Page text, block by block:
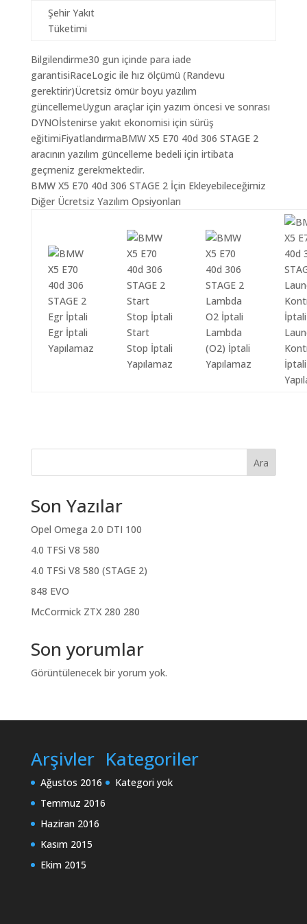
Şehir Yakıt
Tüketimi
Bilgilendirme30 gun içinde para iade
garantisiRaceLogic ile hız ölçümü (Randevu
gerektirir)Ücretsiz ömür boyu yazılım
güncellemeUygun araçlar için yazım öncesi ve sonrası
DYNOİstenirse yakıt ekonomisi için sürüş
eğitimiFiyatlandırmaBMW X5 E70 40d 306 STAGE 2
aracının yazılım güncelleme bedeli için irtibata
geçmeniz gerekmektedir.
BMW X5 E70 40d 306 STAGE 2 İçin Ekleyebileceğimiz
Diğer Ücretsiz Yazılım Opsiyonları
Egr İptali
Yapılamaz
Start
Stop İptali
Yapılamaz
Lambda
(O2) İptali
Yapılamaz
İptali
Ara
Son Yazılar
Opel Omega 2.0 DTI 100
4.0 TFSi V8 580
4.0 TFSi V8 580 (STAGE 2)
848 EVO
McCormick ZTX 280 280
Son yorumlar
Görüntülenecek bir yorum yok.
Arşivler
Ağustos 2016
Temmuz 2016
Haziran 2016
Kasım 2015
Ekim 2015
Kategoriler
Kategori yok